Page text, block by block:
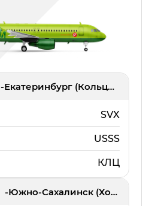
- Екатеринбург (Кольцово)
SVX
USSS
КЛЦ
- Южно-Сахалинск (Хомутово)